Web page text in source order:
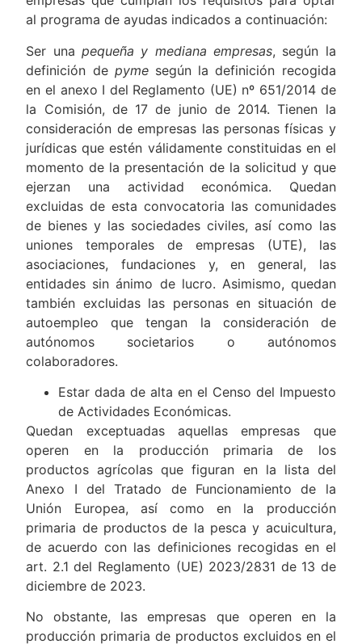
al programa de ayudas indicados a continuación:
Ser unapequeña y mediana empresas, según la
definición de pymesegún la definición recogida
en el anexo I del Reglamento (UE) nº 651/2014 de
la Comisión, de 17 de junio de 2014. Tienen la
consideración de empresas las personas físicas y
jurídicas que estén válidamente constituidas en el
momento de la presentación de la solicitud y que
ejerzan una actividad económica. Quedan
excluidas de esta convocatoria las comunidades
de bienes y las sociedades civiles, así como las
uniones temporales de empresas (UTE), las
asociaciones, fundaciones y, en general, las
entidades sin ánimo de lucro. Asimismo, quedan
también excluidas las personas en situación de
autoempleo que tengan la consideración de
autónomos societarios o autónomos
colaboradores.
Estar dada de alta en el Censo del Impuesto
de Actividades Económicas.
Quedan exceptuadas aquellas empresas que
operen en la producción primaria de los
productos agrícolas que figuran en la lista del
Anexo I del Tratado de Funcionamiento de la
Unión Europea, así como en la producción
primaria de productos de la pesca y acuicultura,
de acuerdo con las definiciones recogidas en el
art. 2.1 del Reglamento (UE) 2023/2831 de 13 de
diciembre de 2023.
No obstante, las empresas que operen en la
producción primaria de productos excluidos en el